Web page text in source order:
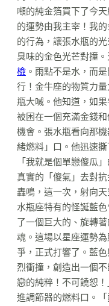
噸的純金箔買下了今
的運勢由我主宰！我
的行為，讓張水瓶的
臭味的金色光芒對撞
檢 。雨點不是水，而
行！金牛座的物質力
瓶大喊。他知道，如
被困在一個充滿金錢
機會。張水瓶看向那
緒燃料」口。他迅速
「我就是個單戀傻瓜
真實的「傻氣」去對
轟鳴，這一次，射向
水瓶座特有的怪誕藍
了一個巨大的、旋轉
魂。這場以星座運勢
爭，正式打響了。藍
烈衝撞，創造出一個
戀的純粹！不可饒恕
進調節器的燃料口。